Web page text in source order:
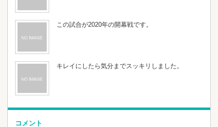
この試合が2020年の開幕戦です。
キレイにしたら気分までスッキリしました。
コメント